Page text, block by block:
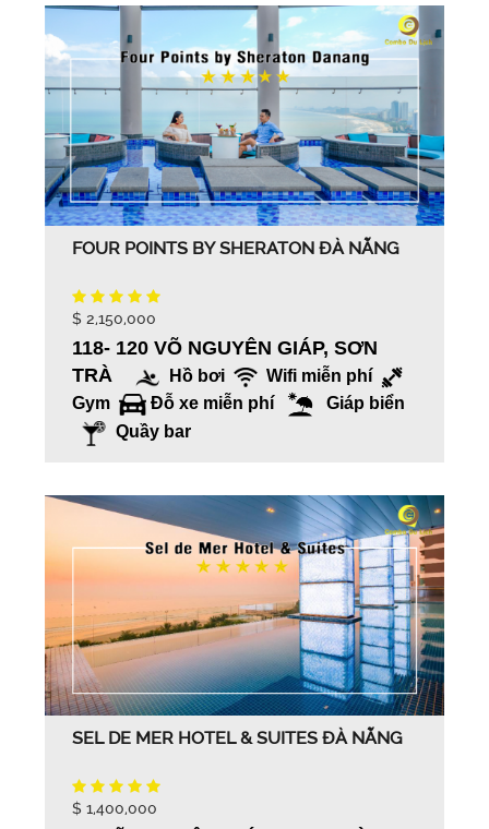
FOUR POINTS BY SHERATON ĐÀ NẴNG
$ 2,150,000
118- 120 VÕ NGUYÊN GIÁP, SƠN
TRÀ
Hồ bơi
Wifi miễn phí
Gym
Đỗ xe miễn phí
Giáp biển
Quầy bar
SEL DE MER HOTEL & SUITES ĐÀ NẴNG
$ 1,400,000